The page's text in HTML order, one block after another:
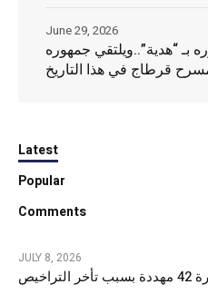
بـ “هدية”..ويلتقي جمهوره
قرطاج في هذا التاريخ
June 29, 2026
Latest
Popular
Comments
JULY 8, 2026